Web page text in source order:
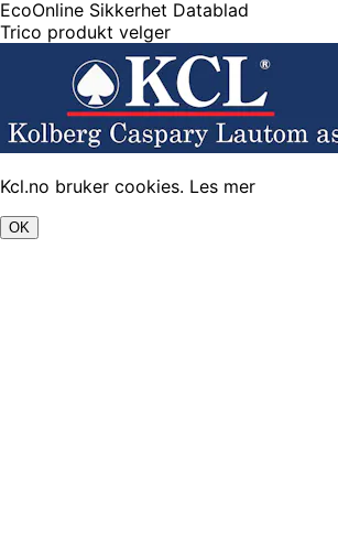
EcoOnline Sikkerhet Datablad
Trico produkt velger
Kcl.no bruker cookies. Les mer
OK